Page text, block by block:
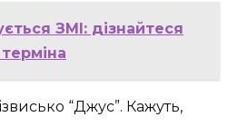
ЗМІ: дізнайтеся
“Джус”. Кажуть,